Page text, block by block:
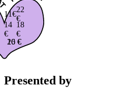
11€
14
€
16 €
18
€
20 €
22
€
Presented by